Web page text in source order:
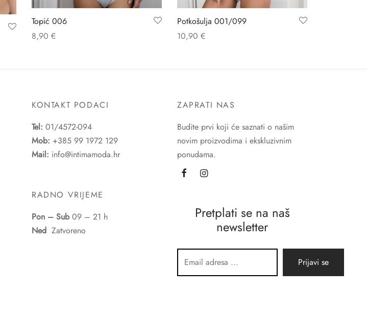
Topić 006
8,90 €
Potkošulja 001/099
10,90 €
KONTAKT PODACI
Tel: 01/4572-094
Mob: +385 99 1972 129
Mail: info@intimamoda.hr
RADNO VRIJEME
Pon – Sub09 – 21 h
Ned Zatvoreno
ZAPRATI NAS
Budite prvi koji će saznati o našim
novim proizvodima i ekskluzivnim
ponudama.
Pretplati se na naš
newsletter